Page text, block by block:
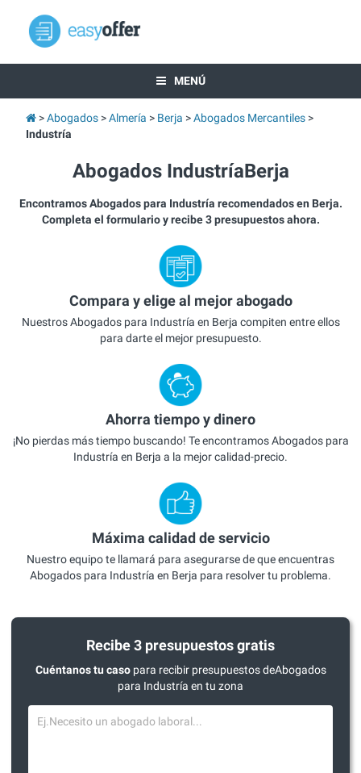
MENÚ
Abogados Almería Berja
Abogados Mercantiles
Industría
Abogados IndustríaBerja
Encontramos Abogados para Industría recomendados en Berja.
Completa el formulario y recibe 3 presupuestos ahora.
Compara y elige al mejor abogado
Nuestros Abogados para Industría en Berja compiten entre ellos
para darte el mejor presupuesto.
Ahorra tiempo y dinero
¡No pierdas más tiempo buscando! Te encontramos Abogados para
Industría en Berja a la mejor calidad-precio.
Máxima calidad de servicio
Nuestro equipo te llamará para asegurarse de que encuentras
Abogados para Industría en Berja para resolver tu problema.
Recibe 3 presupuestos gratis
Cuéntanos tu casopara recibir presupuestos deAbogados
para Industría en tu zona